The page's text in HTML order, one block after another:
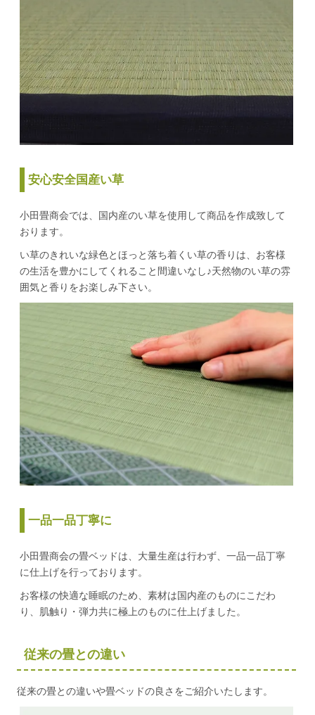
安心安全国産い草
小田畳商会では、国内産のい草を使用して商品を作成致して
おります。
い草のきれいな緑色とほっと落ち着くい草の香りは、お客様
の生活を豊かにしてくれること間違いなし♪天然物のい草の雰
囲気と香りをお楽しみ下さい。
一品一品丁寧に
小田畳商会の畳ベッドは、大量生産は行わず、一品一品丁寧
に仕上げを行っております。
お客様の快適な睡眠のため、素材は国内産のものにこだわ
り、肌触り・弾力共に極上のものに仕上げました。
従来の畳との違い
従来の畳との違いや畳ベッドの良さをご紹介いたします。